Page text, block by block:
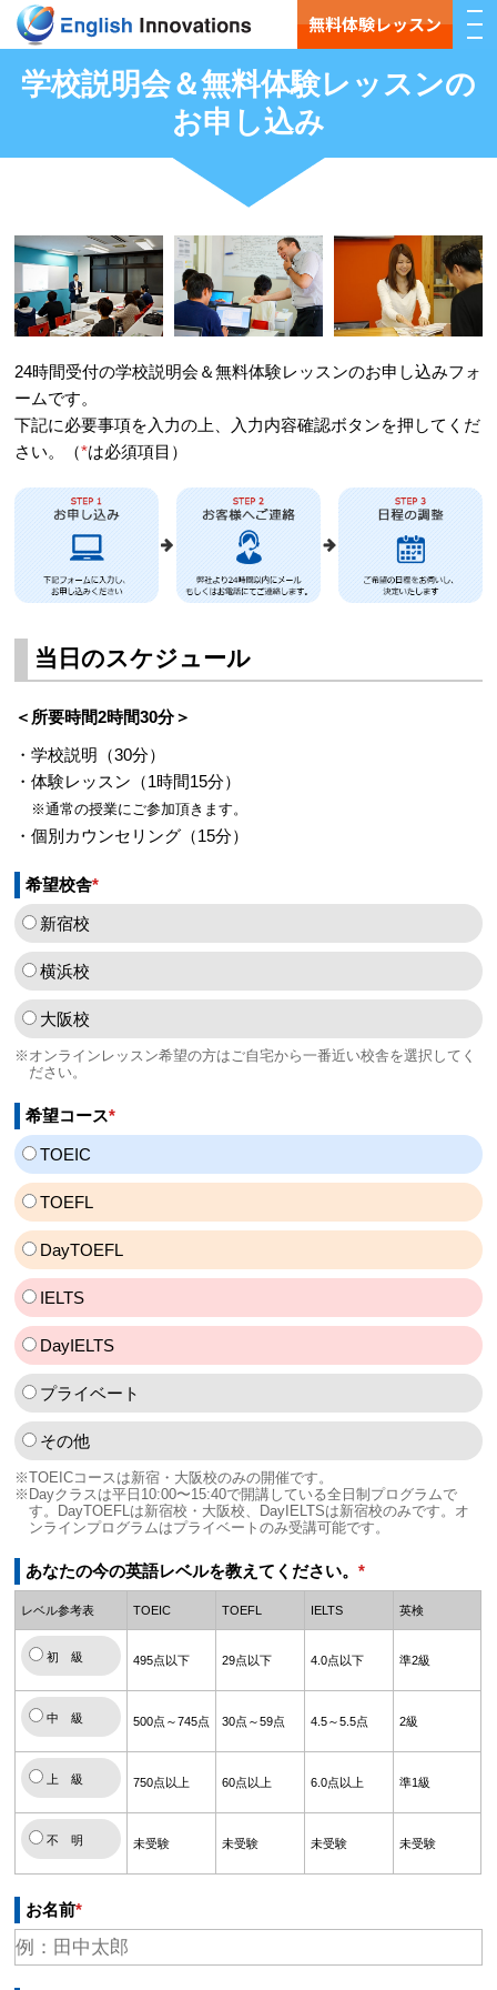
無料体験レッスン
学校説明会＆無料体験レッスンの
お申し込み
24時間受付の学校説明会＆無料体験レッスンのお申し込みフォ
ームです。
下記に必要事項を入力の上、入力内容確認ボタンを押してくだ
さい。（*は必須項目）
当日のスケジュール
＜所要時間2時間30分＞
・学校説明（30分）
・体験レッスン（1時間15分）
※通常の授業にご参加頂きます。
・個別カウンセリング（15分）
希望校舎*
新宿校
横浜校
大阪校
※オンラインレッスン希望の方はご自宅から一番近い校舎を選択してく
ださい。
希望コース*
TOEIC
TOEFL
DayTOEFL
IELTS
DayIELTS
プライベート
その他
※TOEICコースは新宿・大阪校のみの開催です。
※Dayクラスは平日10:00〜15:40で開講している全日制プログラムで
す。DayTOEFLは新宿校・大阪校、DayIELTSは新宿校のみです。オ
ンラインプログラムはプライベートのみ受講可能です。
あなたの今の英語レベルを教えてください。*
レベル参考表 TOEIC TOEFL IELTS 英検
初 級 495点以下 29点以下 4.0点以下 準2級
中 級 500点～745点 30点～59点 4.5～5.5点 2級
上 級 750点以上 60点以上 6.0点以上 準1級
不 明 未受験 未受験 未受験 未受験
お名前*